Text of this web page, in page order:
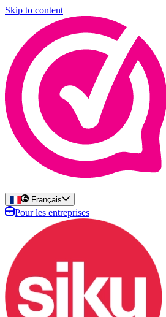
Skip to content
Français
Pour les entreprises